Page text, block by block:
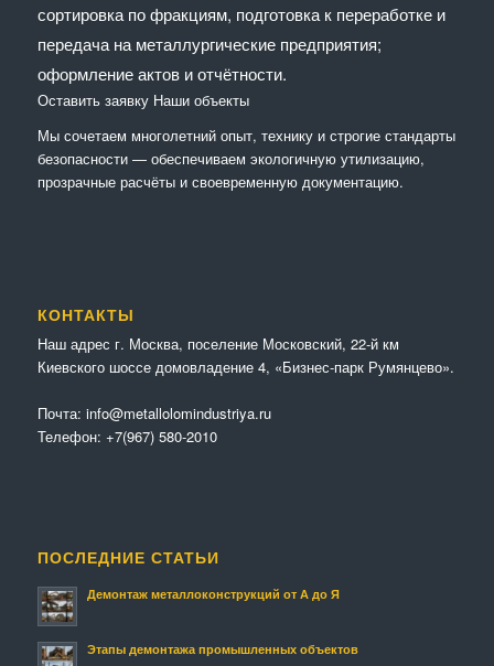
сортировка по фракциям, подготовка к переработке и
передача на металлургические предприятия;
оформление актов и отчётности.
Оставить заявку Наши объекты
Мы сочетaем многолетний опыт, технику и строгие стандарты
безопасности — обеспечиваем экологичную утилизацию,
прозрачные расчёты и своевременную документацию.
КОНТАКТЫ
Наш адрес г. Москва, поселение Московский, 22-й км
Киевского шоссе домовладение 4, «Бизнес-парк Румянцево».
Почта: info@metallolomindustriya.ru
Телефон: +7(967) 580-2010
ПОСЛЕДНИЕ СТАТЬИ
Демонтаж металлоконструкций от А до Я
Этапы демонтажа промышленных объектов